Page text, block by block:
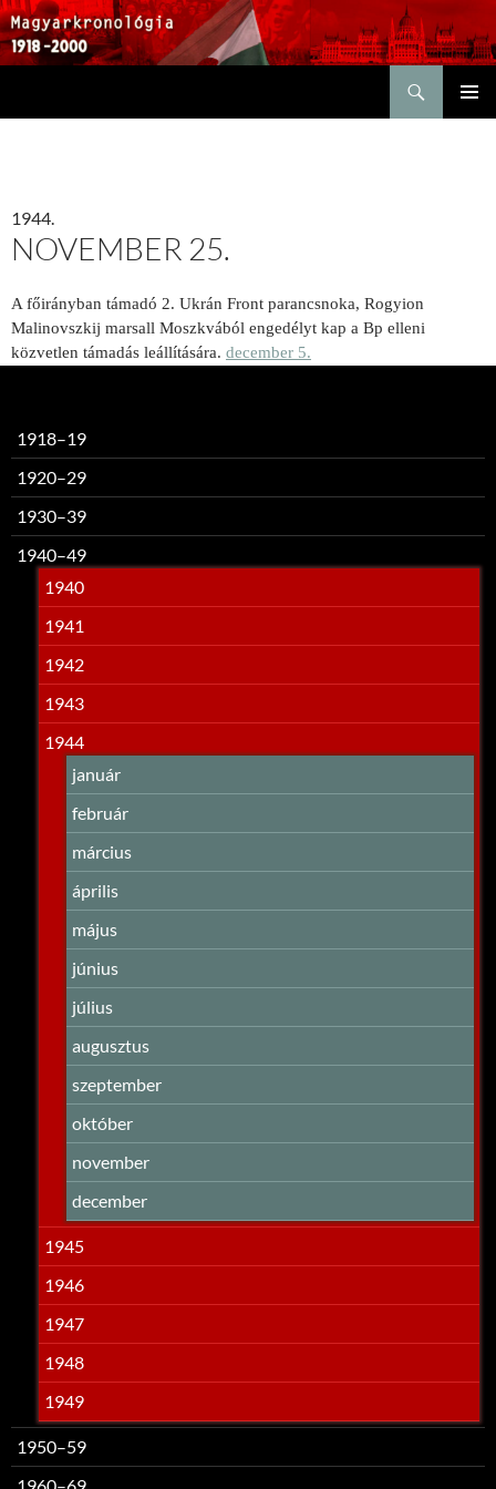
1944.
NOVEMBER 25.
A főirányban támadó 2. Ukrán Front parancsnoka, Rogyion
Malinovszkij marsall Moszkvából engedélyt kap a Bp elleni
közvetlen támadás leállítására. december 5.
1918–19
1920–29
1930–39
1940–49
1940
1941
1942
1943
1944
január
február
március
április
május
június
július
augusztus
szeptember
október
november
december
1945
1946
1947
1948
1949
1950–59